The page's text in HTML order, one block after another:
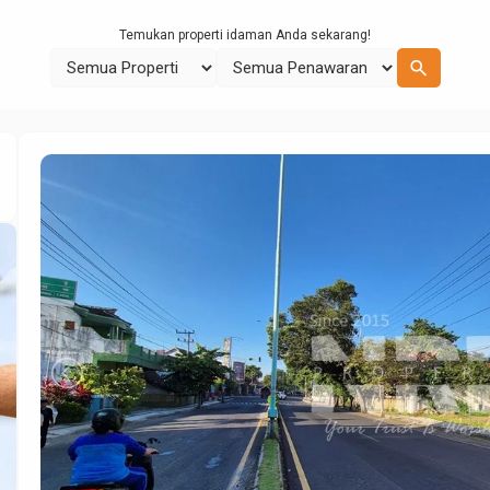
Temukan properti idaman Anda sekarang!
search